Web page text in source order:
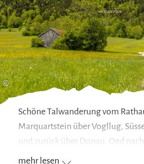
©
WANDERTOUR
Schöne Talwanderung vom
Marquartstein über Vogllug,
und zurück über Donau, Oed
mehr lesen